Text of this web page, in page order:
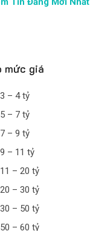
mức giá
– 4 tỷ
– 7 tỷ
– 9 tỷ
– 11 tỷ
– 20 tỷ
– 30 tỷ
– 50 tỷ
– 60 tỷ